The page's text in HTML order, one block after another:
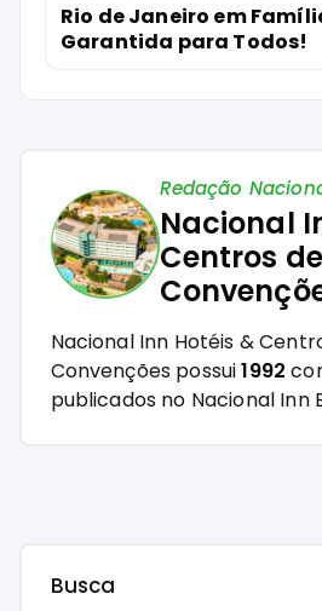
Rio de Janeiro em
Garantida para Todos!
Redação
Nacional
Centros de
Nacional Inn Hotéis &
Convenções possui1992
publicados no Nacional Inn
Busca